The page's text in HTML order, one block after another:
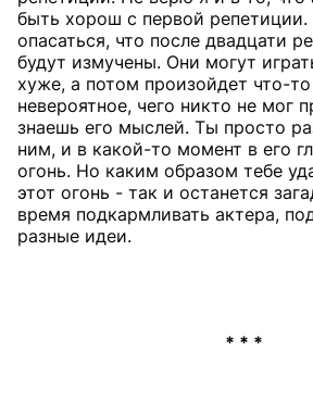
быть хорош с первой репетиции.
опасаться, что после двадцати
будут измучены. Они могут
хуже, а потом произойдет что-
невероятное, чего никто не мог
знаешь его мыслей. Ты просто
ним, и в какой-то момент в его
огонь. Но каким образом тебе
этот огонь - так и останется
время подкармливать актера,
разные идеи.
* * *